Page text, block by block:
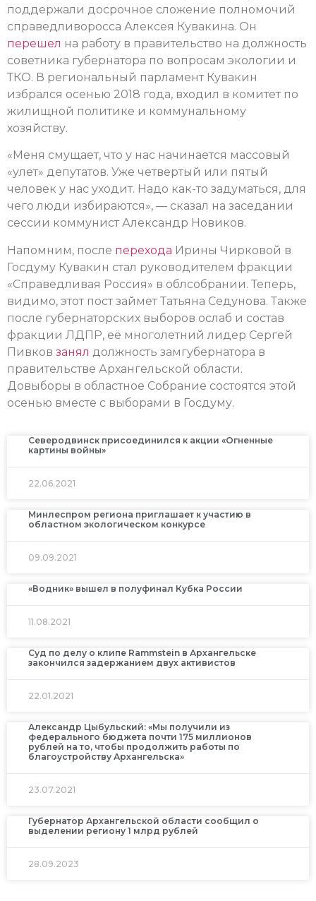
поддержали досрочное сложение полномочий
справедливоросса Алексея Кувакина. Он
перешел на работу в правительство на должность
советника губернатора по вопросам экологии и
ТКО. В региональный парламент Кувакин
избрался осенью 2018 года, входил в комитет по
жилищной политике и коммунальному
хозяйству.
«Меня смущает, что у нас начинается массовый
«улет» депутатов. Уже четвертый или пятый
человек у нас уходит. Надо как-то задуматься, для
чего люди избираются», — сказал на заседании
сессии коммунист Александр Новиков.
Напомним, после перехода Ирины Чирковой в
Госдуму Кувакин стал руководителем фракции
«Справедливая Россия» в облсобрании. Теперь,
видимо, этот пост займет Татьяна Седунова. Также
после губернаторских выборов ослаб и состав
фракции ЛДПР, её многолетний лидер Сергей
Пивков занял должность замгубернатора в
правительстве Архангельской области.
Довыборы в областное Собрание состоятся этой
осенью вместе с выборами в Госдуму.
Северодвинск присоединился к акции «Огненные
картины войны»
22.06.2021
Минлеспром региона приглашает к участию в
областном экологическом конкурсе
09.09.2021
«Водник» вышел в полуфинал Кубка России
11.08.2021
Суд по делу о клипе Rammstein в Архангельске
закончился задержанием двух активистов
22.01.2021
Александр Цыбульский: «Мы получили из
федерального бюджета почти 175 миллионов
рублей на то, чтобы продолжить работы по
благоустройству Архангельска»
23.07.2021
Губернатор Архангельской области сообщил о
выделении региону 1 млрд рублей
28.09.2023